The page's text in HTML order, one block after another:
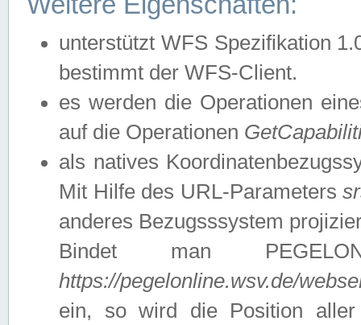
unterstützt WFS Spezifikation
bestimmt der WFS-Client.
es werden die Operationen
auf die Operationen
als natives
Mit Hilfe des URL-Parameters
anderes Bezugsssystem
Bindet man
https://pegelonline.wsv.de/
ein, so wird die Position